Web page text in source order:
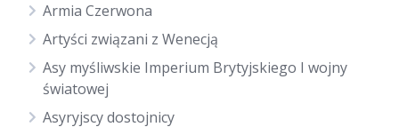
Armia Czerwona
Artyści związani z Wenecją
Asy myśliwskie Imperium Brytyjskiego I wojny
światowej
Asyryjscy dostojnicy